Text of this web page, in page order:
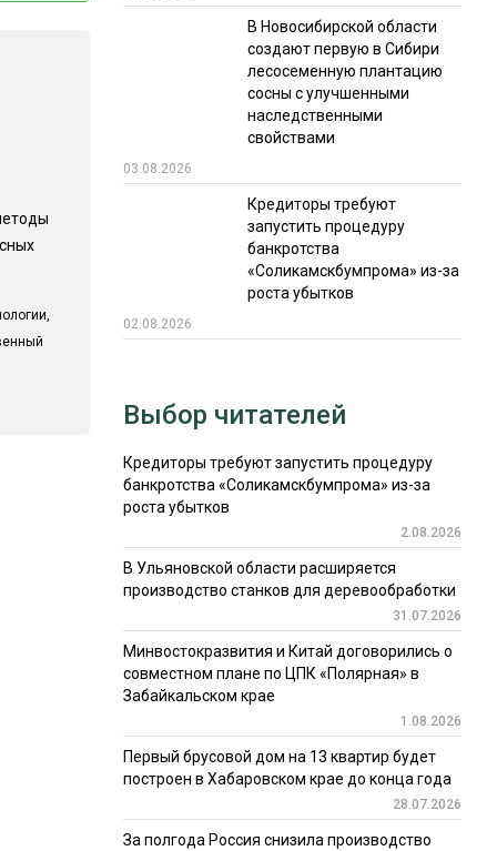
В Новосибирской области
создают первую в Сибири
лесосеменную плантацию
сосны с улучшенными
наследственными
свойствами
03.08.2026
Кредиторы требуют
запустить процедуру
банкротства
«Соликамскбумпрома» из-за
роста убытков
02.08.2026
Выбор читателей
Кредиторы требуют запустить процедуру
банкротства «Соликамскбумпрома» из-за
роста убытков
2.08.2026
В Ульяновской области расширяется
производство станков для деревообработки
31.07.2026
Минвостокразвития и Китай договорились о
совместном плане по ЦПК «Полярная» в
Забайкальском крае
1.08.2026
Первый брусовой дом на 13 квартир будет
построен в Хабаровском крае до конца года
28.07.2026
За полгода Россия снизила производство